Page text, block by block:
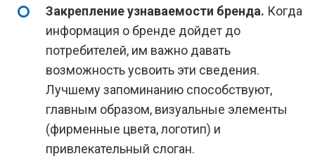
Закрепление узнаваемости бренда. Когда
информация о бренде дойдет до
потребителей, им важно давать
возможность усвоить эти сведения.
Лучшему запоминанию способствуют,
главным образом, визуальные элементы
(фирменные цвета, логотип) и
привлекательный слоган.